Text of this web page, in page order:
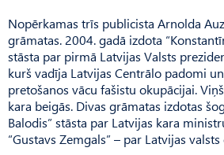
Nopērkamas trīs publicista Arnolda
grāmatas. 2004. gadā izdota
stāsta par pirmā Latvijas Valsts
kurš vadīja Latvijas Centrālo padomi
pretošanos vācu fašistu okupācijai.
kara beigās. Divas grāmatas izdotas
Balodis” stāsta par Latvijas kara
“Gustavs Zemgals” – par Latvijas